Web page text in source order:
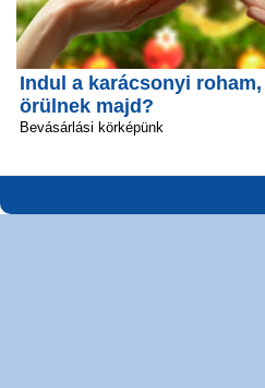
Indul a karácsonyi
örülnek majd?
Bevásárlási körképünk